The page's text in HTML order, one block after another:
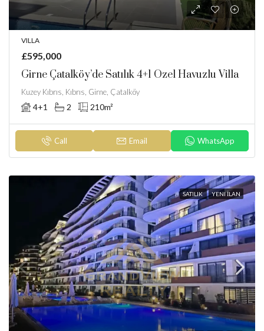
VILLA
£595,000
Girne Çatalköy’de Satılık 4+1 Özel Havuzlu Villa
Kuzey Kıbrıs, Kıbrıs, Girne, Çatalköy
4+1 2 210m²
Call Email WhatsApp
SATILIK YENI İLAN